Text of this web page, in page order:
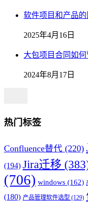
软件项目和产品的
2025年4月16日
大包项目合同如何
2024年8月17日
热门标签
Confluence替代 (220)
(194) Jira迁移
(706) windows (162)
(180) 产品管理软件选型 (129)